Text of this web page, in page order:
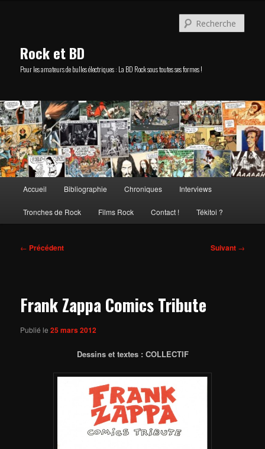
Rock et BD
Pour les amateurs de bulles électriques : La BD Rock sous toutes ses formes !
principal
Accueil Bibliographie Chroniques Interviews
Tronches de Rock Films Rock Contact ! Tékitoi ?
Navigation
← Précédent Suivant →
Frank Zappa Comics Tribute
Publié le25 mars 2012
Dessins et textes : COLLECTIF